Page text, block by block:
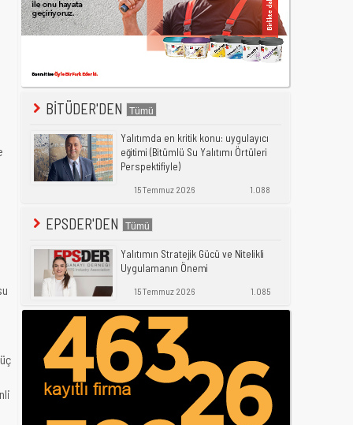
BİTÜDER'DEN
Yalıtımda en kritik konu: uygulayıcı
eğitimi (Bitümlü Su Yalıtımı Örtüleri
Perspektifiyle)
15 Temmuz 2026 1.088
EPSDER'DEN
Yalıtımın Stratejik Gücü ve Nitelikli
Uygulamanın Önemi
15 Temmuz 2026 1.085